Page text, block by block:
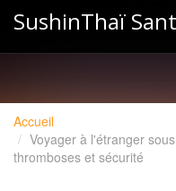
SushinThaï
Accueil
Voyager à l'étranger
thromboses et sécurité